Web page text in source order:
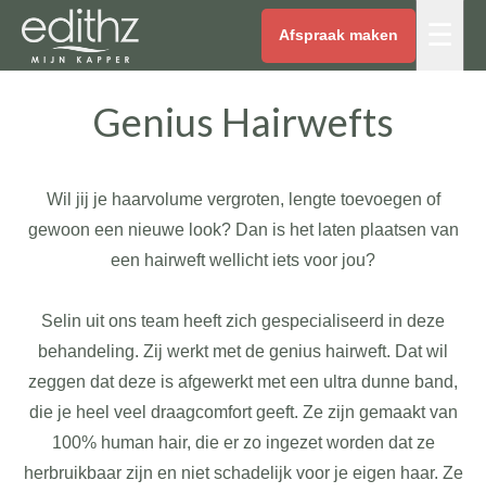
Afspraak maken
Genius Hairwefts
Wil jij je haarvolume vergroten, lengte toevoegen of
gewoon een nieuwe look? Dan is het laten plaatsen van
een hairweft wellicht iets voor jou?
Selin uit ons team heeft zich gespecialiseerd in deze
behandeling. Zij werkt met de genius hairweft. Dat wil
zeggen dat deze is afgewerkt met een ultra dunne band,
die je heel veel draagcomfort geeft. Ze zijn gemaakt van
100% human hair, die er zo ingezet worden dat ze
herbruikbaar zijn en niet schadelijk voor je eigen haar. Ze